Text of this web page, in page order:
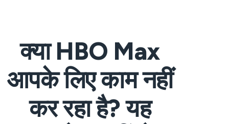
क्या HBO Max
आपके लिए काम नहीं
कर रहा है? यह